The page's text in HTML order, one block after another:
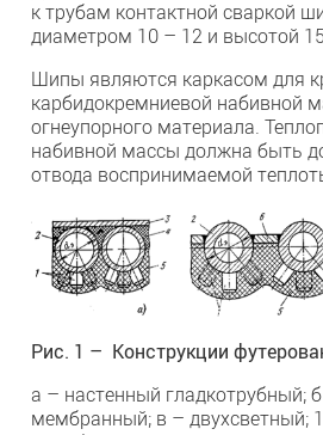
к трубам контактной сваркой
диаметром 10 – 12 и высотой
Шипы являются каркасом для
карбидокремниевой набивной
огнеупорного материала.
набивной массы должна быть
отвода воспринимаемой
Рис. 1 – Конструкции
а – настенный гладкотрубный;
мембранный; в – двухсветный;